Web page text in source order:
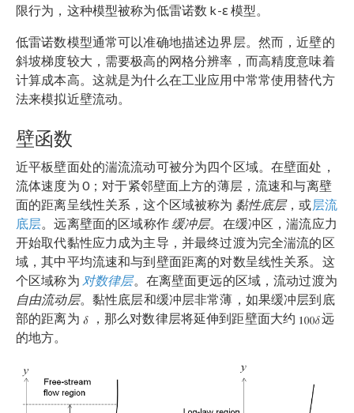
限行为，这种模型被称为低雷诺数 k-ε 模型。
低雷诺数模型通常可以准确地描述边界层。然而，近壁的
斜坡梯度较大，需要极高的网格分辨率，而高精度意味着
计算成本高。这就是为什么在工业应用中常常使用替代方
法来模拟近壁流动。
壁函数
近平板壁面处的湍流流动可被分为四个区域。在壁面处，
流体速度为 0；对于紧邻壁面上方的薄层，流速和与离壁
面的距离呈线性关系，这个区域被称为 黏性底层，或层流
底层。远离壁面的区域称作 缓冲层。在缓冲区，湍流应力
开始取代黏性应力成为主导，并最终过渡为完全湍流的区
域，其中平均流速和与到壁面距离的对数呈线性关系。这
个区域称为 对数律层。在离壁面更远的区域，流动过渡为
自由流动层。黏性底层和缓冲层非常薄，如果缓冲层到底
部的距离为
，那么对数律层将延伸到距壁面大约
远
的地方。